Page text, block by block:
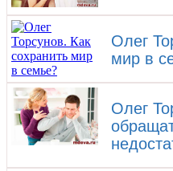
Олег
мир в
Олег